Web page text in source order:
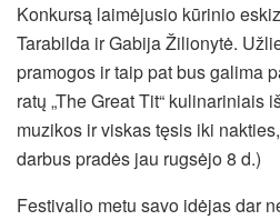
Konkursą laimėjusio kūrinio
Tarabilda ir Gabija Žilionytė.
pramogos ir taip pat bus galima
ratų „The Great Tit“ kulinariniais
muzikos ir viskas tęsis iki
darbus pradės jau rugsėjo 8 d.)
Festivalio metu savo idėjas dar